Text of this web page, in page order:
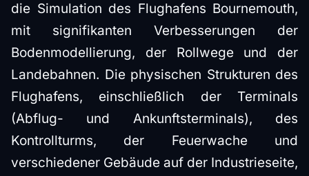
die Simulation des Flughafens Bournemouth,
mit signifikanten Verbesserungen der
Bodenmodellierung, der Rollwege und der
Landebahnen. Die physischen Strukturen des
Flughafens, einschließlich der Terminals
(Abflug- und Ankunftsterminals), des
Kontrollturms, der Feuerwache und
verschiedener Gebäude auf der Industrieseite,